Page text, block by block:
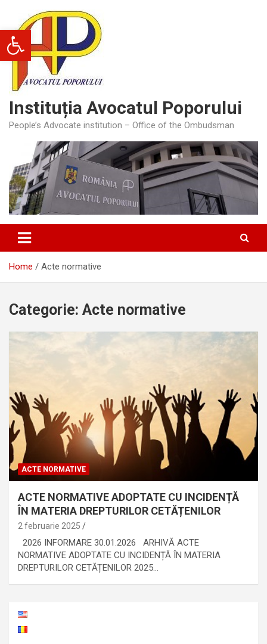
Deschide bara de unelte
content
Instituția Avocatul Poporului
People’s Advocate institution – Office of the Ombudsman
Home Acte normative
Categorie: Acte normative
ACTE NORMATIVE
ACTE NORMATIVE ADOPTATE CU INCIDENȚĂ
ÎN MATERIA DREPTURILOR CETĂȚENILOR
2 februarie 2025
2026 INFORMARE 30.01.2026 ARHIVĂ ACTE
NORMATIVE ADOPTATE CU INCIDENȚĂ ÎN MATERIA
DREPTURILOR CETĂȚENILOR 2025…